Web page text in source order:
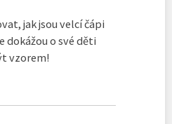
jak jsou velcí čápi
dokážou o své děti
vzorem!